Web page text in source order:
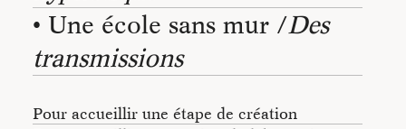
• Une école sans mur /Des
transmissions
Pour accueillir une étape de création